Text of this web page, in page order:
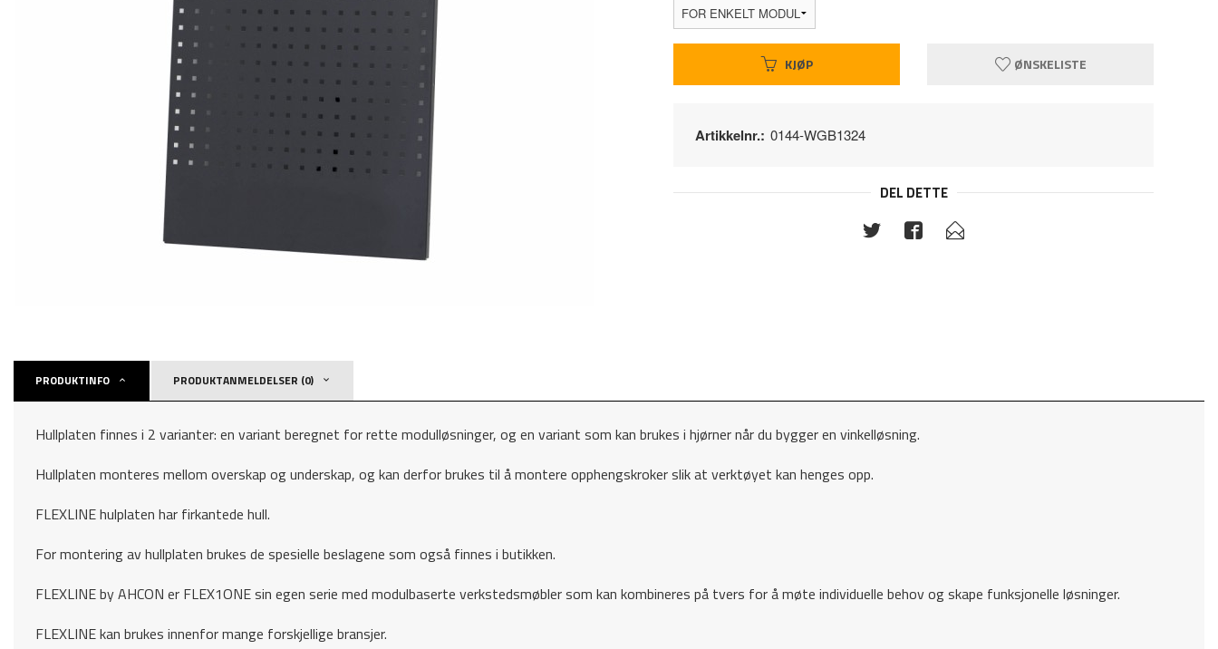
KJØP ØNSKELISTE
Artikkelnr.: 0144-WGB1324
DEL DETTE
PRODUKTINFO PRODUKTANMELDELSER (0)
Hullplaten finnes i 2 varianter: en variant beregnet for rette modulløsninger, og en variant som kan brukes i hjørner når du bygger en vinkelløsning.
Hullplaten monteres mellom overskap og underskap, og kan derfor brukes til å montere opphengskroker slik at verktøyet kan henges opp.
FLEXLINE hulplaten har firkantede hull.
For montering av hullplaten brukes de spesielle beslagene som også finnes i butikken.
FLEXLINE by AHCON er FLEX1ONE sin egen serie med modulbaserte verkstedsmøbler som kan kombineres på tvers for å møte individuelle behov og skape funksjonelle løsninger.
FLEXLINE kan brukes innenfor mange forskjellige bransjer.